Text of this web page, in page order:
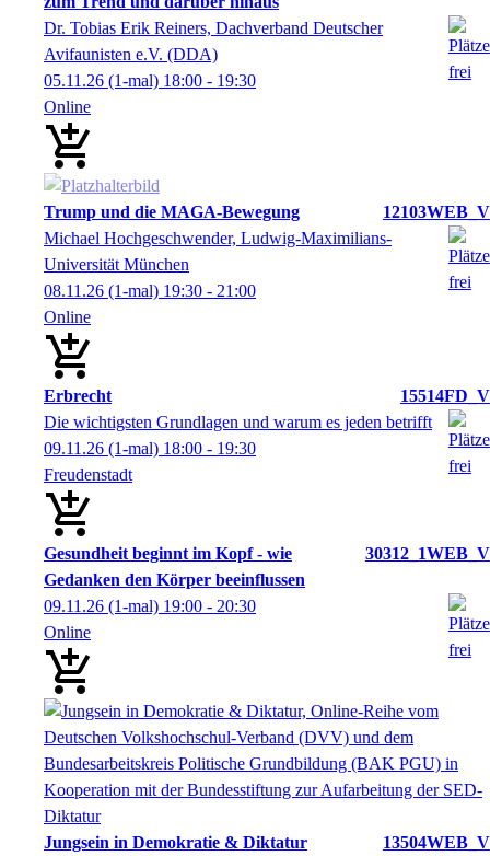
Dr. Tobias Erik Reiners, Dachverband Deutscher
Avifaunisten e.V. (DDA)
05.11.26 (1-mal) 18:00 - 19:30
Online
Trump und die MAGA-Bewegung
12103WEB_V
Michael Hochgeschwender, Ludwig-Maximilians-
Universität München
08.11.26 (1-mal) 19:30 - 21:00
Online
Erbrecht
15514FD_V
Die wichtigsten Grundlagen und warum es jeden betrifft
09.11.26 (1-mal) 18:00 - 19:30
Freudenstadt
Gesundheit beginnt im Kopf - wie
Gedanken den Körper beeinflussen
30312_1WEB_V
09.11.26 (1-mal) 19:00 - 20:30
Online
Jungsein in Demokratie & Diktatur 13504WEB_V